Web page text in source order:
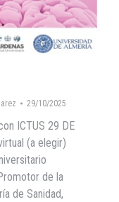
29/10/2025
ICTUS 29 DE
(a elegir)
de la
de Sanidad,